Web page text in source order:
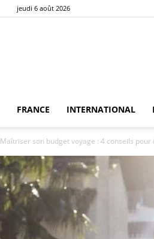
jeudi 6 août 2026
FRANCE INTERNATIONAL
Maîtriser son budget voyage : 4 conseils pour